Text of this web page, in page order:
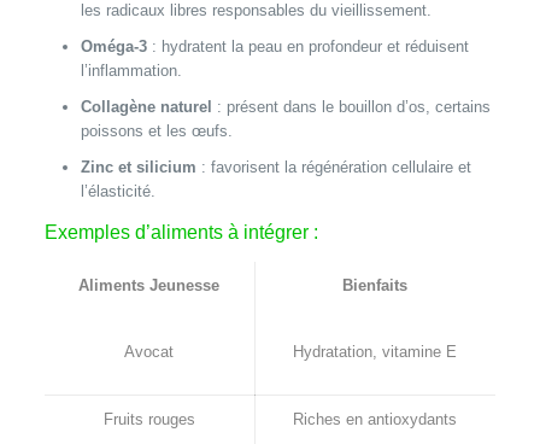
les radicaux libres responsables du vieillissement.
Oméga-3: hydratent la peau en profondeur et réduisent
l’inflammation.
Collagène naturel : présent dans le bouillon d’os, certains
poissons et les œufs.
Zinc et silicium : favorisent la régénération cellulaire et
l’élasticité.
Exemples d’aliments à intégrer :
Aliments Jeunesse Bienfaits
Avocat Hydratation, vitamine E
Fruits rouges Riches en antioxydants